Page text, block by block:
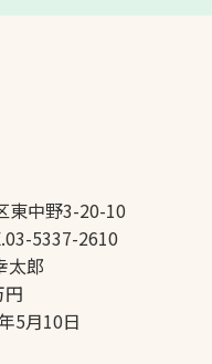
東中野3-20-10
5337-2610
太郎
5月10日